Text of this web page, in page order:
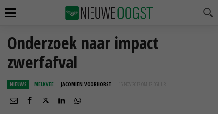
Onderzoek naar impact
zwerfafval
NIEUWS MELKVEE JACOMIEN VOORHORST 15 NOV 2017 OM 12:05